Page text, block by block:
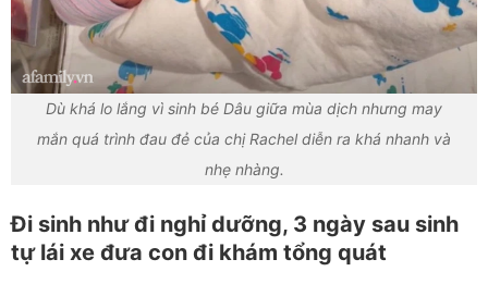
Dù khá lo lắng vì sinh bé Dâu giữa mùa dịch nhưng may
mắn quá trình đau đẻ của chị Rachel diễn ra khá nhanh và
nhẹ nhàng.
Đi sinh như đi nghỉ dưỡng, 3 ngày sau sinh
tự lái xe đưa con đi khám tổng quát